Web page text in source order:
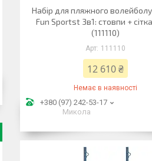
Набір для пляжного
Fun Sportst 3в1: стовпи + сітка
(111110)
111110
12 610 ₴
Немає в наявності
+380 (97) 242-53-17
Микола